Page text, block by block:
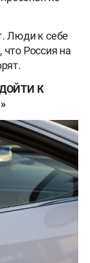
Люди к себе
Россия на
К